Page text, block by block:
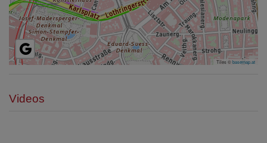
Tiles ©basemap.at
Videos